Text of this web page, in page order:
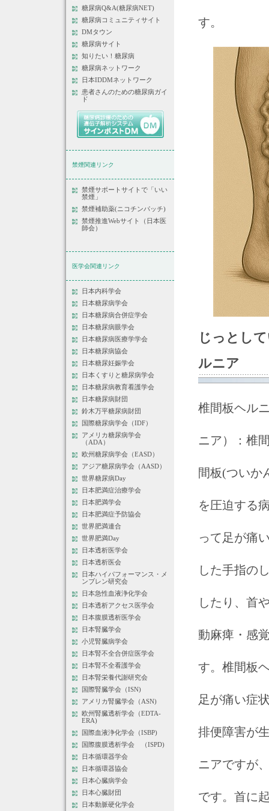
糖尿病Q&A(糖尿病NET)
糖尿病コミュニティサイト
DMタウン
糖尿病サイト
知りたい！糖尿病
糖尿病ネットワーク
日本IDDMネットワーク
患者さんのための糖尿病ガイ
ド
禁煙関連リンク
禁煙サポートサイトで「いい
禁煙」
禁煙補助薬(ニコチンパッチ)
禁煙推進Webサイト（日本医
師会）
医学会関連リンク
日本内科学会
日本糖尿病学会
日本糖尿病合併症学会
日本糖尿病眼学会
日本糖尿病医療学学会
日本糖尿病協会
日本糖尿妊娠学会
日本くすりと糖尿病学会
日本糖尿病教育看護学会
日本糖尿病財団
鈴木万平糖尿病財団
国際糖尿病学会（IDF）
アメリカ糖尿病学会
（ADA）
欧州糖尿病学会（EASD）
アジア糖尿病学会（AASD）
世界糖尿病Day
日本肥満症治療学会
日本肥満学会
日本肥満症予防協会
世界肥満連合
世界肥満Day
日本透析医学会
日本透析医会
日本ハイパフォーマンス・メ
ンブレン研究会
日本急性血液浄化学会
日本透析アクセス医学会
日本腹膜透析医学会
日本腎臓学会
小児腎臓病学会
日本腎不全合併症医学会
日本腎不全看護学会
日本腎栄養代謝研究会
国際腎臓学会（ISN)
アメリカ腎臓学会（ASN)
欧州腎臓透析学会（EDTA-
ERA)
国際血液浄化学会（ISBP)
国際腹膜透析学会 （ISPD)
日本循環器学会
日本循環器協会
日本心臓病学会
日本心臓財団
日本動脈硬化学会
す。
じっとし
ルニア
椎間板ヘル
ニア）：椎
間板(ついか
を圧迫する
って足が痛
した手指の
したり、首
動麻痺・感
す。椎間板
足が痛い症
排便障害が
ニアですが
です。首に